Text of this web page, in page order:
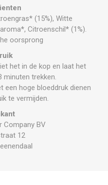
(15%), Witte
Citroenschil* (1%).
oorsprong
het in de kop en laat het
minuten trekken.
hoge bloeddruk dienen
te vermijden.
Company BV
12